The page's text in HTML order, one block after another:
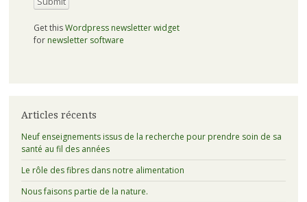
Get thisWordpress newsletter widget
for newsletter software
Articles récents
Neuf enseignements issus de la recherche pour prendre soin de sa
santé au fil des années
Le rôle des fibres dans notre alimentation
Nous faisons partie de la nature.